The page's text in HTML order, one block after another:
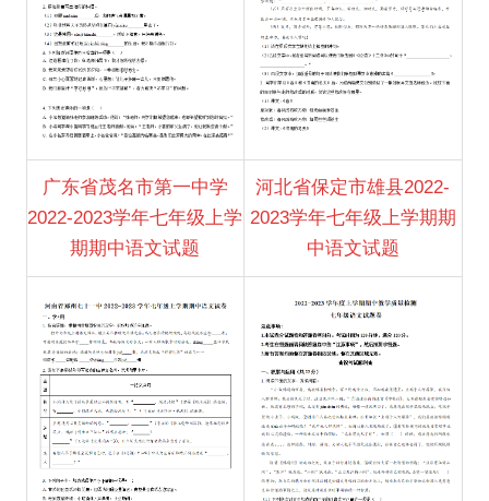
广东省茂名市第一中学
2022-2023学年七年级上学
期期中语文试题
河北省保定市雄县2022-
2023学年七年级上学期期
中语文试题